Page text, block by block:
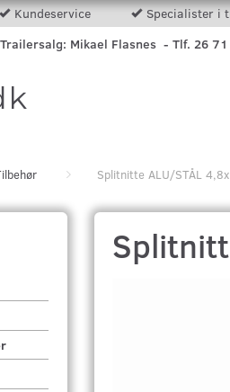
Kundeservice Specialister i
Trailersalg: Mikael Flasnes - Tlf. 26
Splitnitte ALU/STÅL